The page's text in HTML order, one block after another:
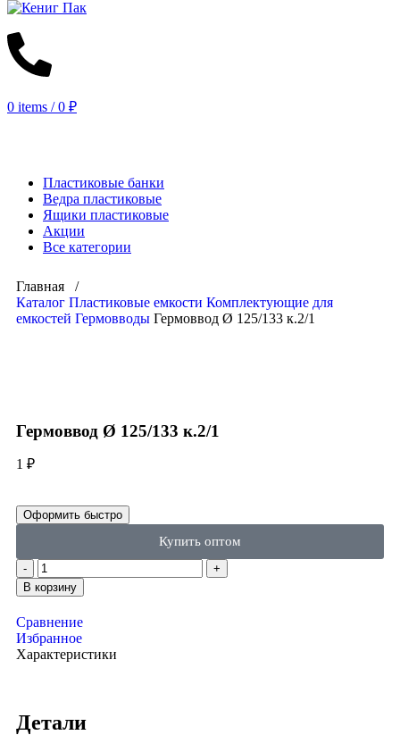
0 items / 0 ₽
Пластиковые банки
Ведра пластиковые
Ящики пластиковые
Акции
Все категории
Главная /
Каталог Пластиковые емкости Комплектующие для
емкостей Гермовводы Гермоввод Ø 125/133 к.2/1
Гермоввод Ø 125/133 к.2/1
1 ₽
Оформить быстро
Купить оптом
В корзину
Сравнение
Избранное
Характеристики
Детали